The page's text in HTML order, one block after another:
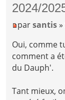
2024/
parsantis
Oui, comme
comment a
du Dauph'.
Tant mieux,